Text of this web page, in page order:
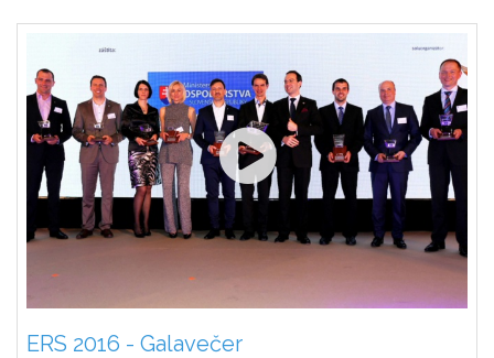
ERS 2016 - Galavečer